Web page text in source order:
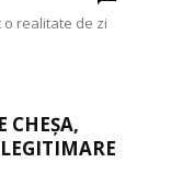
realitate de zi
CHEȘA,